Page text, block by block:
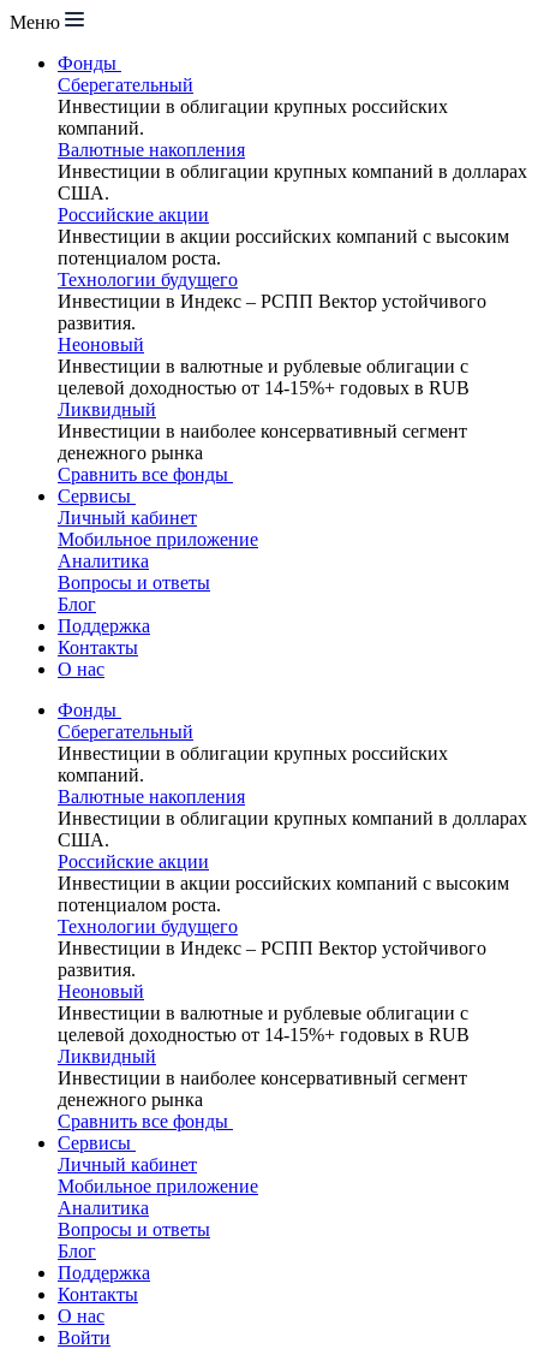
Меню
Фонды
Сберегательный
Инвестиции в облигации крупных российских
компаний.
Валютные накопления
Инвестиции в облигации крупных компаний в долларах
США.
Российские акции
Инвестиции в акции российских компаний с высоким
потенциалом роста.
Технологии будущего
Инвестиции в Индекс – РСПП Вектор устойчивого
развития.
Неоновый
Инвестиции в валютные и рублевые облигации с
целевой доходностью от 14-15%+ годовых в RUB
Ликвидный
Инвестиции в наиболее консервативный сегмент
денежного рынка
Сравнить все фонды
Сервисы
Личный кабинет
Мобильное приложение
Аналитика
Вопросы и ответы
Блог
Поддержка
Контакты
О нас
Фонды
Сберегательный
Инвестиции в облигации крупных российских
компаний.
Валютные накопления
Инвестиции в облигации крупных компаний в долларах
США.
Российские акции
Инвестиции в акции российских компаний с высоким
потенциалом роста.
Технологии будущего
Инвестиции в Индекс – РСПП Вектор устойчивого
развития.
Неоновый
Инвестиции в валютные и рублевые облигации с
целевой доходностью от 14-15%+ годовых в RUB
Ликвидный
Инвестиции в наиболее консервативный сегмент
денежного рынка
Сравнить все фонды
Сервисы
Личный кабинет
Мобильное приложение
Аналитика
Вопросы и ответы
Блог
Поддержка
Контакты
О нас
Войти